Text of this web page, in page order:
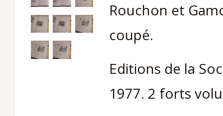
Rouchon et
coupé.
Editions de la
1977. 2 forts